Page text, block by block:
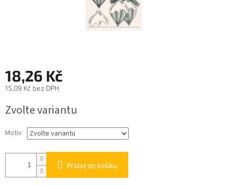
18,26 Kč
15,09 Kč bez DPH
cena:
Zvolte variantu
Motiv
Přidat do košíku